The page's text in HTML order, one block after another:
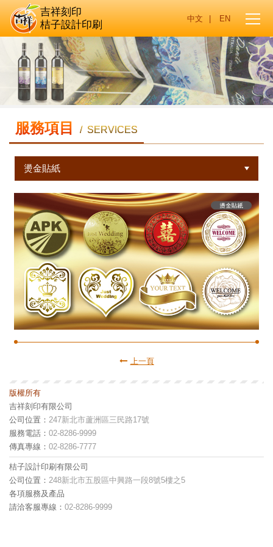
吉祥刻印
桔子設計印刷
服務項目 / SERVICES
燙金貼紙
上一頁
版權所有
吉祥刻印有限公司
公司位置： 247新北市蘆洲區三民路17號
服務電話： 02-8286-9999
傳真專線： 02-8286-7777
桔子設計印刷有限公司
公司位置： 248新北市五股區中興路一段8號5樓之5
各項服務及產品
請洽客服專線： 02-8286-9999